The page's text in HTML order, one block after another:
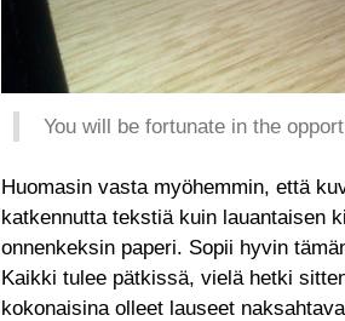
You will be fortunate in the
Huomasin vasta myöhemmin, että
katkennutta tekstiä kuin lauantaisen
onnenkeksin paperi. Sopii hyvin
Kaikki tulee pätkissä, vielä hetki
kokonaisina olleet lauseet